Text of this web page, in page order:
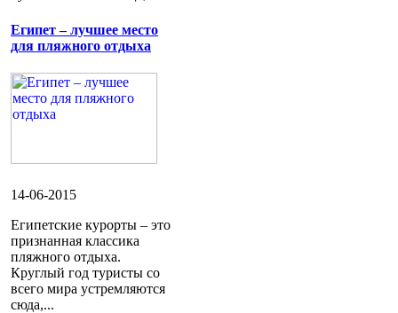
Египет – лучшее место
для пляжного отдыха
14-06-2015
Египетские курорты – это
признанная классика
пляжного отдыха.
Круглый год туристы со
всего мира устремляются
сюда,...